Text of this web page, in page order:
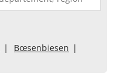
Bœsenbiesen